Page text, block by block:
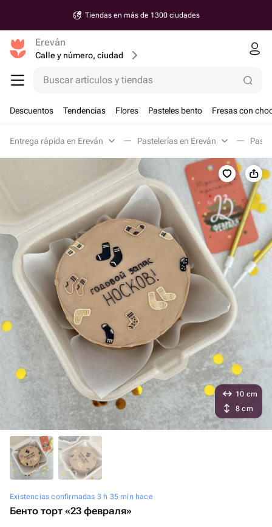
Tiendas en más de 1300 ciudades
Ereván
Calle y número, ciudad
Buscar artículos y tiendas
Descuentos Tendencias Flores Pasteles bento Fresas con
Entrega rápida en Ereván Pastelerías en Ereván
Existencias confirmadas 3 h 35 min hace
Бенто торт «23 февраля»
10 cm
8 cm